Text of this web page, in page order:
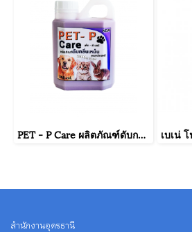
PET - P Care ผลิตภัณฑ์ดับกลิ่นเหม็นอเนกประสงค์ กลิ่นบับเบิลกัม ขนาดบรรจุ 500 มิลลิลิตร
สำนักงานอุดรธานี